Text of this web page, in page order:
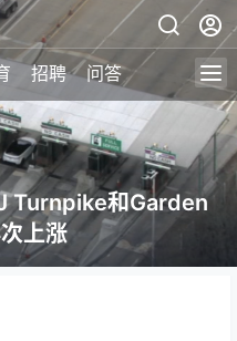
招聘 问答
Turnpike和Garden
上涨